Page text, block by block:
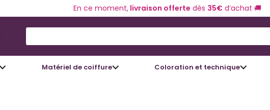
En ce moment,livraison offerte dès 35€d’achat 🚚
Matériel de coiffure Coloration et technique